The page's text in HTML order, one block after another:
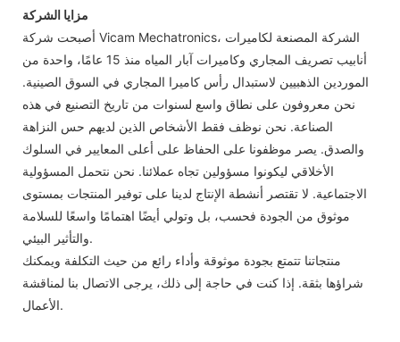
مزايا الشركة
أصبحت شركة Vicam Mechatronics، الشركة المصنعة لكاميرات
أنابيب تصريف المجاري وكاميرات آبار المياه منذ 15 عامًا، واحدة من
الموردين الذهبيين لاستبدال رأس كاميرا المجاري في السوق الصينية.
نحن معروفون على نطاق واسع لسنوات من تاريخ التصنيع في هذه
الصناعة. نحن نوظف فقط الأشخاص الذين لديهم حس النزاهة
والصدق. يصر موظفونا على الحفاظ على أعلى المعايير في السلوك
الأخلاقي ليكونوا مسؤولين تجاه عملائنا. نحن نتحمل المسؤولية
الاجتماعية. لا تقتصر أنشطة الإنتاج لدينا على توفير المنتجات بمستوى
موثوق من الجودة فحسب، بل وتولي أيضًا اهتمامًا واسعًا للسلامة
والتأثير البيئي.
منتجاتنا تتمتع بجودة موثوقة وأداء رائع من حيث التكلفة ويمكنك
شراؤها بثقة. إذا كنت في حاجة إلى ذلك، يرجى الاتصال بنا لمناقشة
الأعمال.